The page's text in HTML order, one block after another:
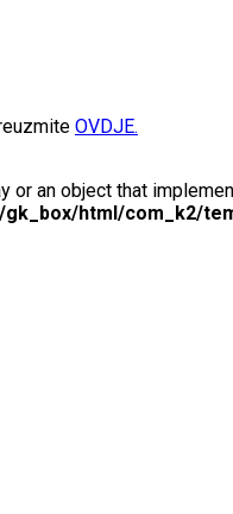
OVDJE.
or an object that
html/com_k2/